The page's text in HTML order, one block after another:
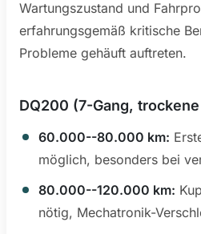
Wartungszustand und
erfahrungsgemäß kritische
Probleme gehäuft auftreten.
DQ200 (7-Gang,
60.000--80.000 km:
möglich, besonders bei
80.000--120.000 km:
nötig, Mechatronik-